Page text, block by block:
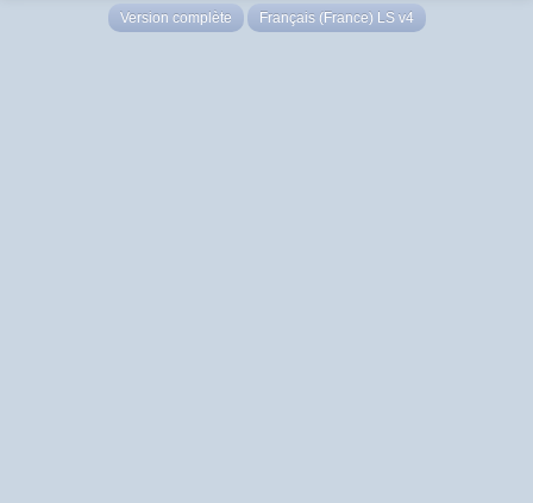
Version complète Français (France) LS v4